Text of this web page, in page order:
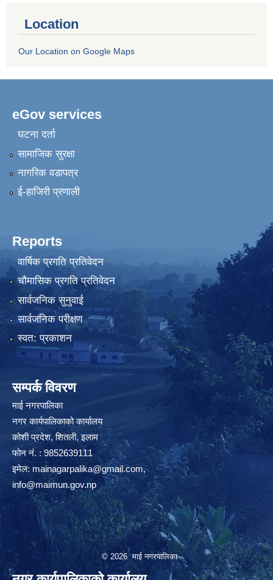
Location
Our Location on Google Maps
eGov services
घटना दर्ता
सामाजिक सुरक्षा
नागरिक वडापत्र
ई-हाजिरी प्रणाली
Reports
वार्षिक प्रगति प्रतिवेदन
चौमासिक प्रगति प्रतिवेदन
सार्वजनिक सुनुवाई
सार्वजनिक परीक्षण
स्वत: प्रकाशन
सम्पर्क विवरण
माई नगरपालिका
नगर कार्यपालिकाको कार्यालय
कोशी प्रदेश, शितली, इलाम
फोन नं. : 9852639111
इमेल:mainagarpalika@gmail.com,
info@maimun.gov.np
© 2026 माई नगरपालिका